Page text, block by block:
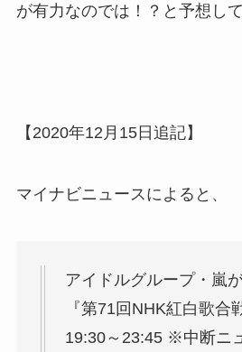
が有力なのでは！？と予想して
【2020年12月15日追記】
マイナビニュースによると、
アイドルグループ・嵐
『第71回NHK紅白歌合
19:30～23:45 ※中断ニ